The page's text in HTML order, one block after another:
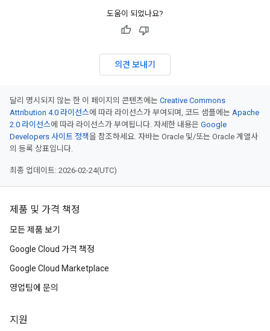
도움이 되었나요?
의견 보내기
달리 명시되지 않는 한 이 페이지의 콘텐츠에는 Creative Commons
Attribution 4.0 라이선스에 따라 라이선스가 부여되며, 코드 샘플에는 Apache
2.0 라이선스에 따라 라이선스가 부여됩니다. 자세한 내용은 Google
Developers 사이트 정책을 참조하세요. 자바는 Oracle 및/또는 Oracle 계열사
의 등록 상표입니다.
최종 업데이트: 2026-02-24(UTC)
제품 및 가격 책정
모든 제품 보기
Google Cloud 가격 책정
Google Cloud Marketplace
영업팀에 문의
지원